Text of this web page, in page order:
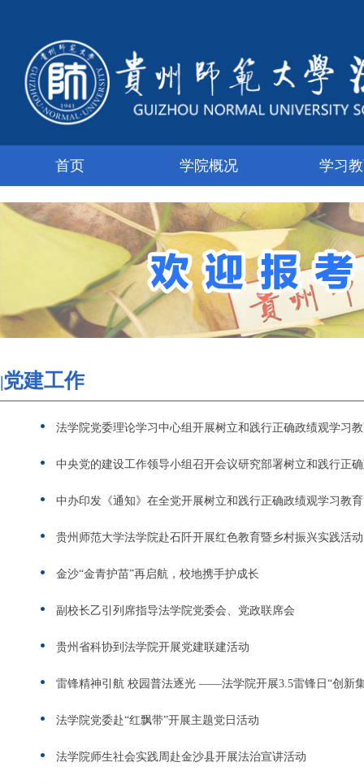
首页 学院概况 学习
党建工作
法学院党委理论学习中心组开展树立和践行正确政绩观学习
中央党的建设工作领导小组召开会议研究部署树立和践行正
中办印发《通知》在全党开展树立和践行正确政绩观学习教育
贵州师范大学法学院赴石阡开展红色教育暨乡村振兴实践活动
金沙“金青护苗”再启航，校地携手护成长
副校长乙引列席指导法学院党委会、党政联席会
贵州省科协到法学院开展党建联建活动
雷锋精神引航 校园普法逐光 ——法学院开展3.5雷锋日“创新
法学院党委赴“红飘带”开展主题党日活动
法学院师生社会实践周赴金沙县开展法治宣讲活动